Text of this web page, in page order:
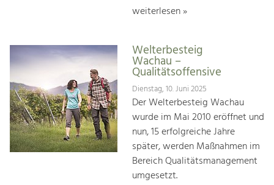
weiterlesen »
Welterbesteig
Wachau –
Qualitätsoffensive
Dienstag, 10. Juni 2025
Der Welterbesteig Wachau
wurde im Mai 2010 eröffnet und
nun, 15 erfolgreiche Jahre
später, werden Maßnahmen im
Bereich Qualitätsmanagement
umgesetzt.